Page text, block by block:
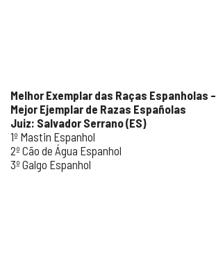
Melhor Exemplar das Raças Espanholas –
Mejor Ejemplar de Razas Españolas
Juiz: Salvador Serrano (ES)
1º Mastin Espanhol
2º Cão de Água Espanhol
3º Galgo Espanhol